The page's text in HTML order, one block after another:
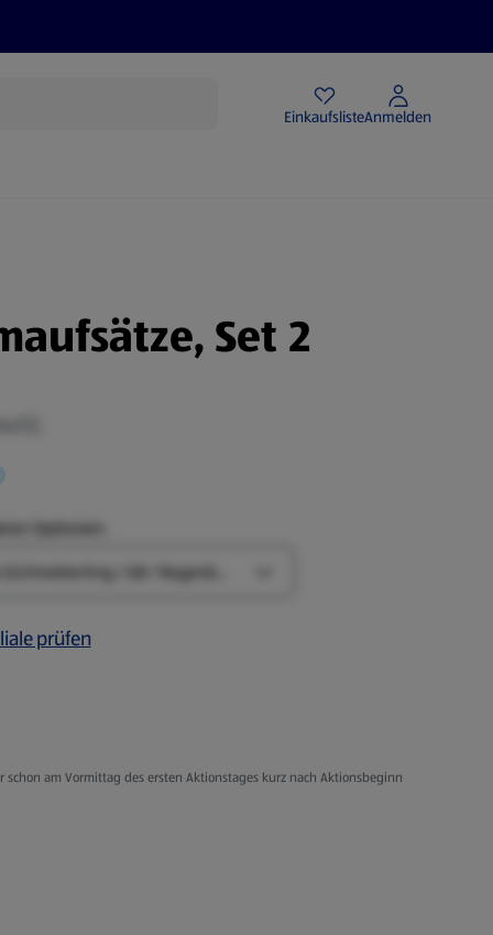
EinkaufslisteAnmelden
Set 2
Optionen:
prüfen
am Vormittag des ersten Aktionstages kurz nach Aktionsbeginn